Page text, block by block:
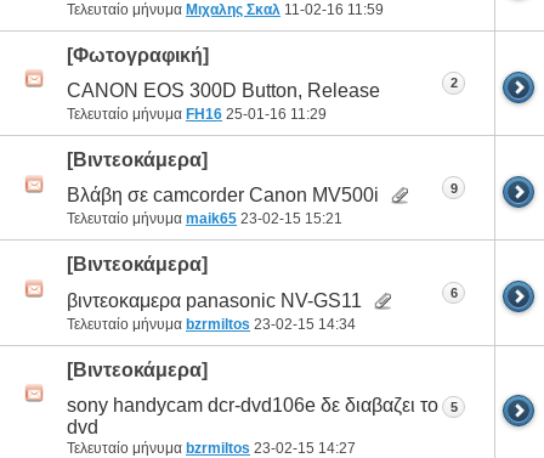
Τελευταίο μήνυμα Μιχαλης Σκαλ 11-02-16 11:59
[Φωτογραφική]
CANON EOS 300D Button, Release
Τελευταίο μήνυμα FH16 25-01-16 11:29
2
[Βιντεοκάμερα]
Βλάβη σε camcorder Canon MV500i
Τελευταίο μήνυμα maik65 23-02-15 15:21
9
[Βιντεοκάμερα]
βιντεοκαμερα panasonic NV-GS11
Τελευταίο μήνυμα bzrmiltos 23-02-15 14:34
6
[Βιντεοκάμερα]
sony handycam dcr-dvd106e δε διαβαζει το
dvd
Τελευταίο μήνυμα bzrmiltos 23-02-15 14:27
5